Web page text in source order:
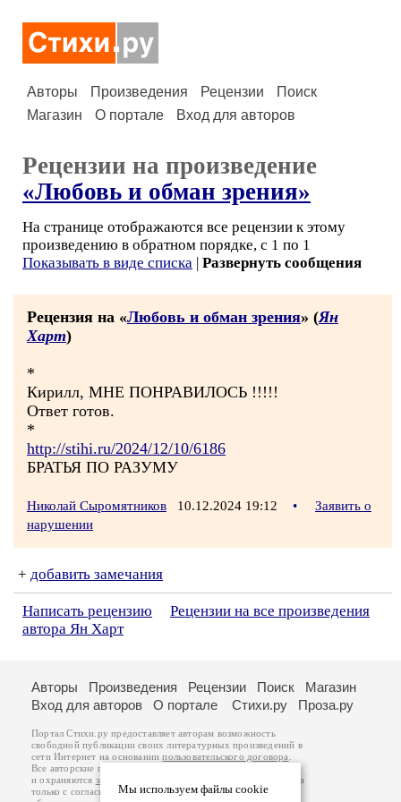
Авторы Произведения Рецензии
Поиск
Магазин
О портале Вход для авторов
Рецензии на произведение
«Любовь и обман зрения»
На странице отображаются все рецензии к этому
произведению в обратном порядке, с 1 по 1
Показывать в виде списка | Развернуть сообщения
Рецензия на «Любовь и обман зрения» (Ян
Харт)
*
Кирилл, МНЕ ПОНРАВИЛОСЬ !!!!!
Ответ готов.
*
http://stihi.ru/2024/12/10/6186
БРАТЬЯ ПО РАЗУМУ
Николай Сыромятников 10.12.2024 19:12 •
Заявить о
нарушении
+ добавить замечания
Написать рецензию
Рецензии на все произведения
автора Ян Харт
Мы используем файлы cookie
Авторы Произведения Рецензии Поиск
Магазин
Вход для авторов
О портале Стихи.ру Проза.ру
Портал Стихи.ру предоставляет авторам возможность
свободной публикации своих литературных произведений в
сети Интернет на основаниипользовательского договора
Все авторские права на произведения принадлежат авторам
и охраняются законом
. Перепечатка произведений возможна
только с согласия его автора, к которому вы можете